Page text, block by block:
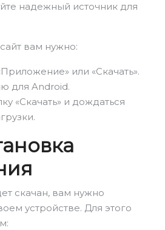
надежный источник для
вам нужно:
или «Скачать».
для Android.
«Скачать» и дождаться
скачан, вам нужно
устройстве. Для этого